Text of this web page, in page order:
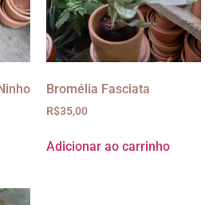
Bromélia Fasciata
R$35,00
Adicionar ao carrinho